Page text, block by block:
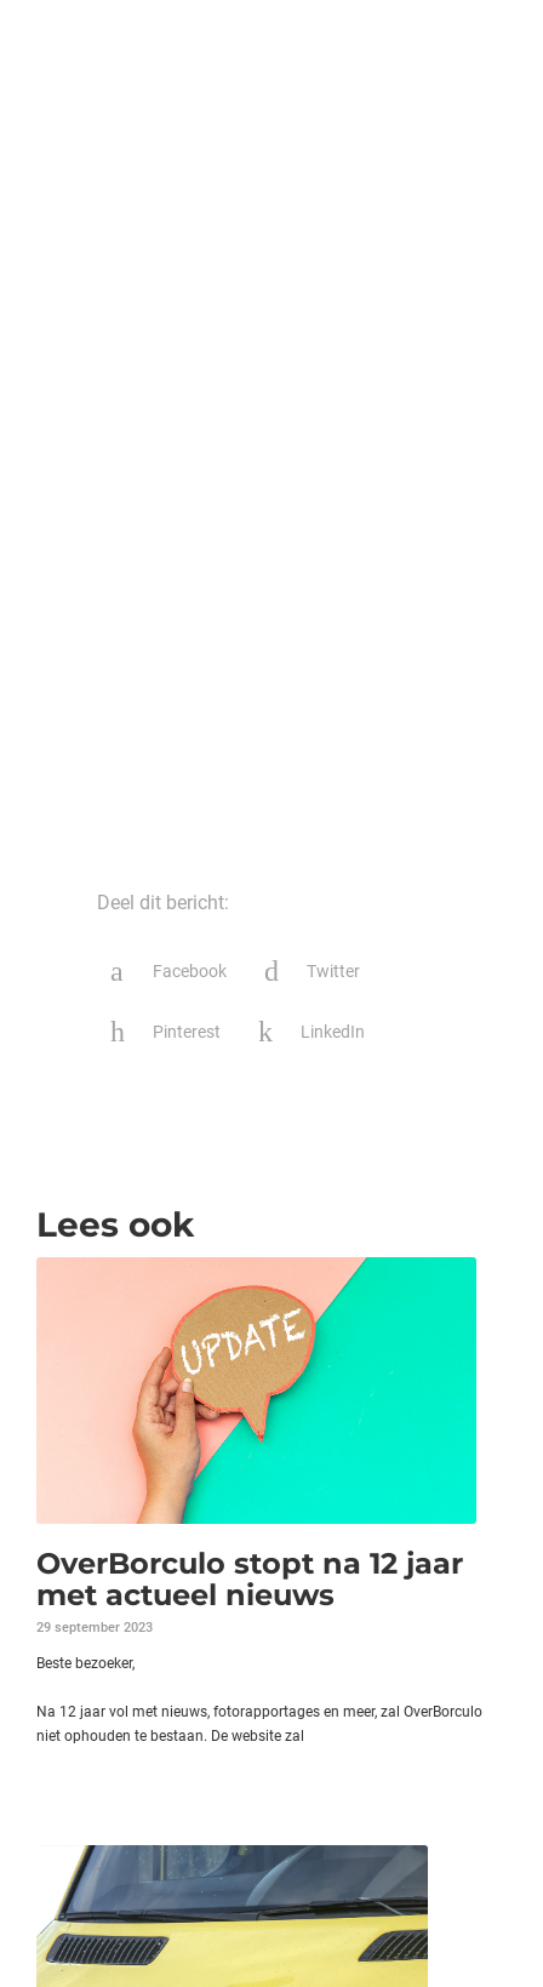
Deel dit bericht:
Facebook Twitter
Pinterest LinkedIn
Lees ook
OverBorculo stopt na 12 jaar
met actueel nieuws
29 september 2023
Beste bezoeker,
Na 12 jaar vol met nieuws, fotorapportages en meer, zal OverBorculo
niet ophouden te bestaan. De website zal